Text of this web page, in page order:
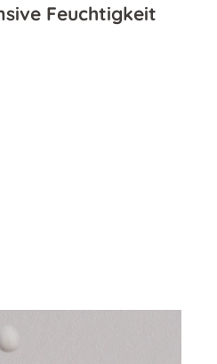
Feuchtigkeit